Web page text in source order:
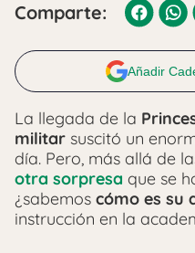
Comparte:
Añadir
La llegada de la
militar suscitó un
día. Pero, más allá de
otra sorpresa que se
¿sabemos cómo es su
instrucción en la